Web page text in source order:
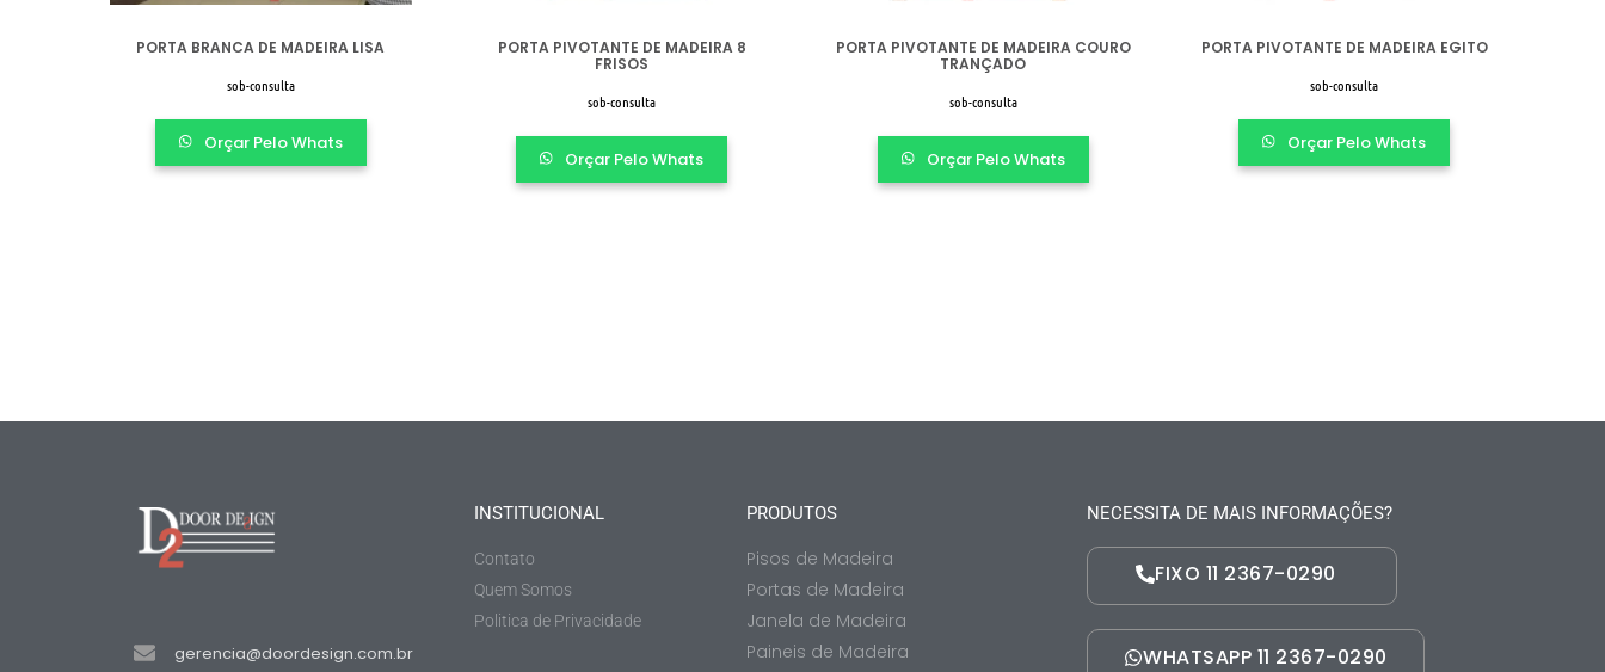
PORTA BRANCA DE MADEIRA LISA
sob-consulta
Orçar Pelo Whats
PORTA PIVOTANTE DE MADEIRA 8
FRISOS
sob-consulta
Orçar Pelo Whats
PORTA PIVOTANTE DE MADEIRA COURO
TRANÇADO
sob-consulta
Orçar Pelo Whats
PORTA PIVOTANTE DE MADEIRA EGITO
sob-consulta
Orçar Pelo Whats
gerencia@doordesign.com.br
INSTITUCIONAL
Contato
Quem Somos
Politica de Privacidade
PRODUTOS
Pisos de Madeira
Portas de Madeira
Janela de Madeira
Paineis de Madeira
NECESSITA DE MAIS INFORMAÇÕES?
FIXO 11 2367-0290
WHATSAPP 11 2367-0290